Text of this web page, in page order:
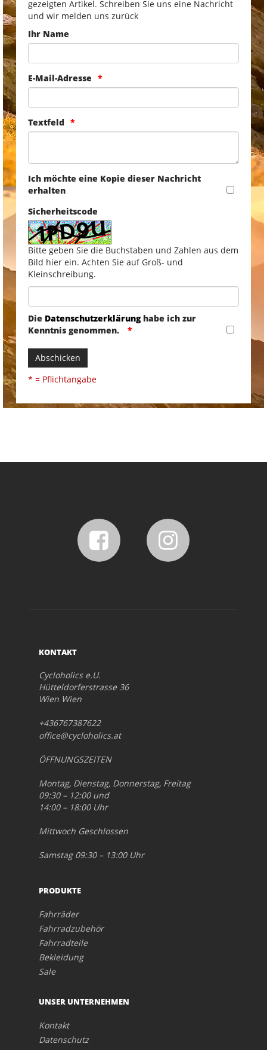
gezeigten Artikel. Schreiben Sie uns eine Nachricht
und wir melden uns zurück
Ihr Name
E-Mail-Adresse
Textfeld
Ich möchte eine Kopie dieser Nachricht
erhalten
Sicherheitscode
Bitte geben Sie die Buchstaben und Zahlen aus dem
Bild hier ein. Achten Sie auf Groß- und
Kleinschreibung.
Die Datenschutzerklärunghabe ich zur
Kenntnis genommen.
Abschicken
* = Pflichtangabe
KONTAKT
Cycloholics e.U.
Hütteldorferstrasse 36
Wien Wien
+436767387622
office@cycloholics.at
ÖFFNUNGSZEITEN
Montag, Dienstag, Donnerstag, Freitag
09:30 – 12:00 und
14:00 – 18:00 Uhr
Mittwoch Geschlossen
Samstag 09:30 – 13:00 Uhr
PRODUKTE
Fahrräder
Fahrradzubehör
Fahrradteile
Bekleidung
Sale
UNSER UNTERNEHMEN
Kontakt
Datenschutz